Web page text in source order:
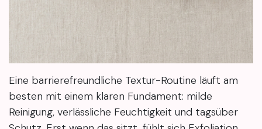
Eine barrierefreundliche Textur-Routine läuft am
besten mit einem klaren Fundament: milde
Reinigung, verlässliche Feuchtigkeit und tagsüber